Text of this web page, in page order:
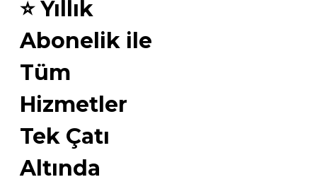
⭐Yıllık
Abonelik ile
Tüm
Hizmetler
Tek Çatı
Altında